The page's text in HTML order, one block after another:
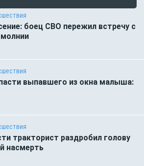
боец СВО пережил встречу с
выпавшего из окна малыша:
тракторист раздробил голову
насмерть